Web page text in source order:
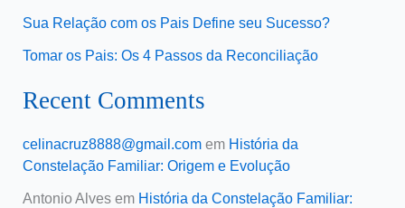
Sua Relação com os Pais Define seu Sucesso?
Tomar os Pais: Os 4 Passos da Reconciliação
Recent Comments
celinacruz8888@gmail.comem História da
Constelação Familiar: Origem e Evolução
Antonio Alvesem História da Constelação Familiar: